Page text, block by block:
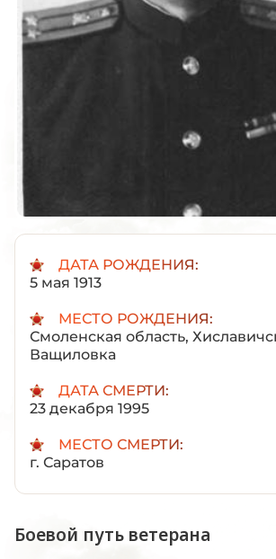
ДАТА РОЖДЕНИЯ:
5 мая 1913
МЕСТО РОЖДЕНИЯ:
Смоленская область,
Ващиловка
ДАТА СМЕРТИ:
23 декабря 1995
МЕСТО СМЕРТИ:
г. Саратов
Боевой путь ветерана